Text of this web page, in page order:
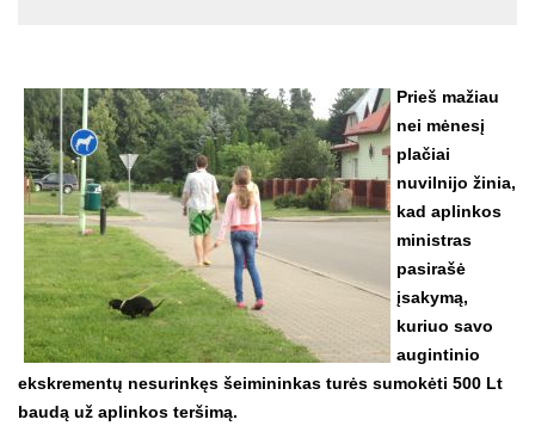
Prieš mažiau
nei mėnesį
plačiai
nuvilnijo žinia,
kad aplinkos
ministras
pasirašė
įsakymą,
kuriuo savo
augintinio
ekskrementų nesurinkęs šeimininkas turės sumokėti 500 Lt
baudą už aplinkos teršimą.